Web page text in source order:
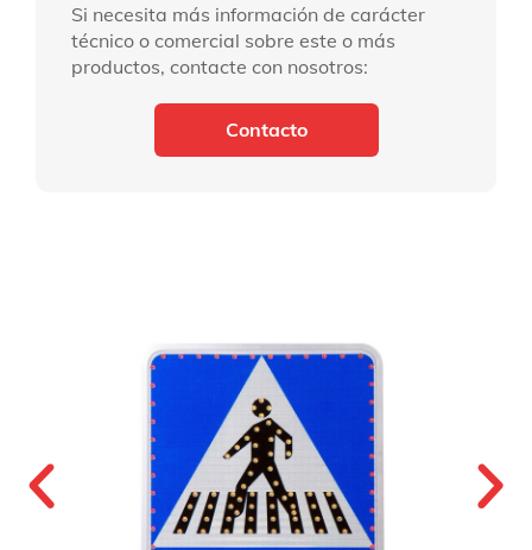
Si necesita más información de carácter
técnico o comercial sobre este o más
productos, contacte con nosotros:
Contacto